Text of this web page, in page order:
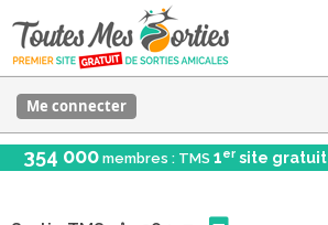
Me connecter
354 000 membres : TMS 1er site gratuit